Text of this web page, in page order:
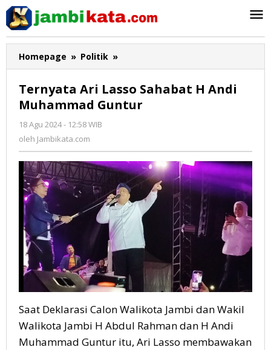
Lewati
konten
Homepage » Politik »
Ari
Sahabat
H
Ternyata Ari Lasso Sahabat H Andi
Muhammad Guntur
18 Agu 2024 - 12:58 WIB
oleh Jambikata.com
Saat Deklarasi Calon Walikota Jambi dan Wakil
Walikota Jambi H Abdul Rahman dan H Andi
Muhammad Guntur itu, Ari Lasso membawakan